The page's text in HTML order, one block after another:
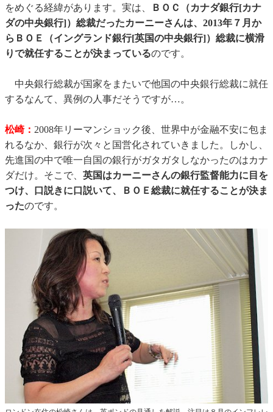
をめぐる経緯があります。実は、
ＢＯＣ（カナダ銀行[カナ
ダの中央銀行]）総裁だったカーニーさんは、2013年７月か
らＢＯＥ（イングランド銀行[英国の中央銀行]）総裁に横滑
りで就任することが決まっているのです。
中央銀行総裁が国家をまたいで他国の中央銀行総裁に就任
するなんて、異例の人事だそうですが…。
松崎： 2008年リーマンショック後、世界中が金融不安に包ま
れるなか、銀行が次々と国営化されていきました。しかし、
先進国の中で唯一自国の銀行がガタガタしなかったのはカナ
ダだけ。そこで、 英国はカーニーさんの銀行監督能力に目を
つけ、口説きに口説いて、ＢＯＥ総裁に就任することが決ま
ったのです。